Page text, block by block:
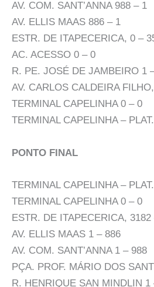
AV. COM. SANT’ANNA 988 – 1
AV. ELLIS MAAS 886 – 1
ESTR. DE ITAPECERICA, 0 –
AC. ACESSO 0 – 0
R. PE. JOSÉ DE JAMBEIRO 1
AV. CARLOS CALDEIRA
TERMINAL CAPELINHA 0 – 0
TERMINAL CAPELINHA –
PONTO FINAL
TERMINAL CAPELINHA –
TERMINAL CAPELINHA 0 – 0
ESTR. DE ITAPECERICA, 3182
AV. ELLIS MAAS 1 – 886
AV. COM. SANT’ANNA 1 – 988
PÇA. PROF. MÁRIO DOS
R. HENRIQUE SAN MINDLIN 1